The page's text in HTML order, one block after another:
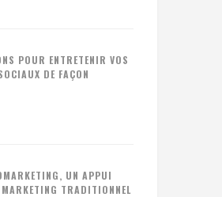
POUR ENTRETENIR VOS
DE FAÇON
UN APPUI
TRADITIONNEL